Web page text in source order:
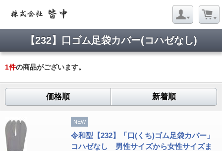
【232】口ゴム足袋カバー(コハゼなし)
1件の商品がございます。
価格順 新着順
NEW
令和型【232】「口(くち)ゴム足袋カバー」
コハゼなし 男性サイズから女性サイズま